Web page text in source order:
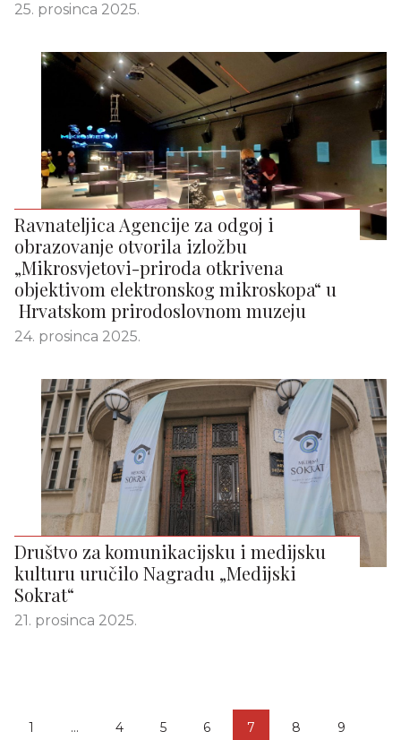
25. prosinca 2025.
Ravnateljica Agencije za odgoj i
obrazovanje otvorila izložbu
„Mikrosvjetovi-priroda otkrivena
objektivom elektronskog mikroskopa“ u
Hrvatskom prirodoslovnom muzeju
24. prosinca 2025.
Društvo za komunikacijsku i medijsku
kulturu uručilo Nagradu „Medijski
Sokrat“
21. prosinca 2025.
1 … 4 5 6 7 8
9